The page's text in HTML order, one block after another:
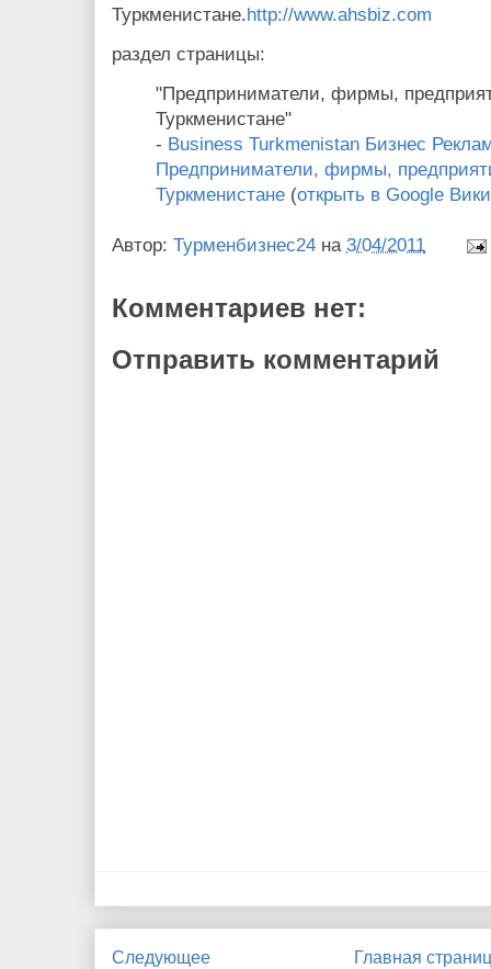
Туркменистане.http://www.ahsbiz.com
раздел страницы:
"Предприниматели, фирмы,
Туркменистане"
- Business Turkmenistan Бизнес
Предприниматели, фирмы,
Туркменистане (открыть в Google
Автор: Турменбизнес24 на 3/04/2011
Комментариев нет:
Отправить комментарий
Следующее Главная